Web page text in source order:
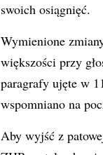
swoich osiągnięć.
Wymienione
większości przy
paragrafy ujęte w
wspomniano na
Aby wyjść z